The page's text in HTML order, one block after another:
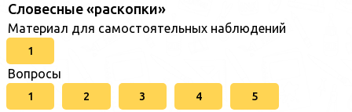
Словесные «раскопки»
Материал для самостоятельных наблюдений
1
Вопросы
1 2 3 4 5